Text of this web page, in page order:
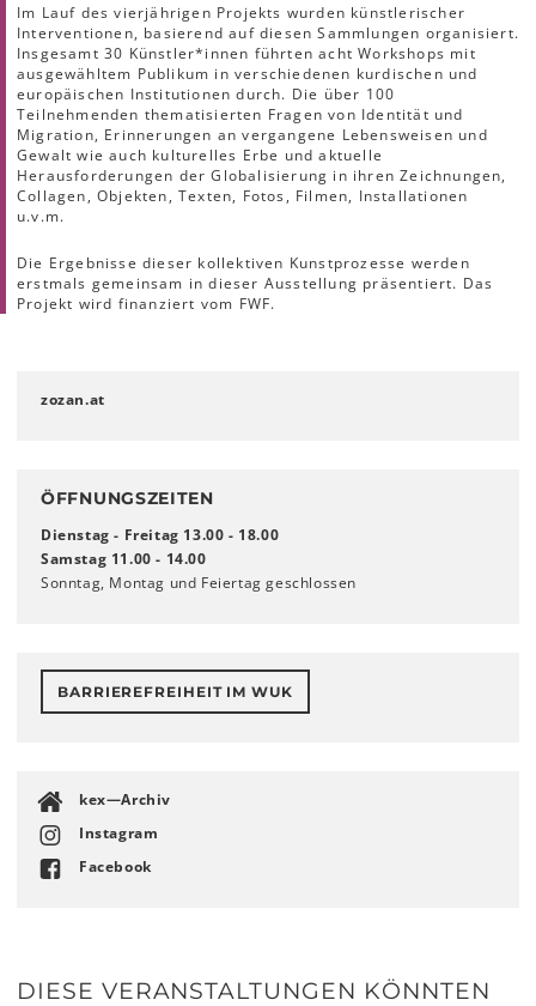
Im Lauf des vierjährigen Projekts wurden künstlerischer
Interventionen, basierend auf diesen Sammlungen organisiert.
Insgesamt 30 Künstler*innen führten acht Workshops mit
ausgewähltem Publikum in verschiedenen kurdischen und
europäischen Institutionen durch. Die über 100
Teilnehmenden thematisierten Fragen von Identität und
Migration, Erinnerungen an vergangene Lebensweisen und
Gewalt wie auch kulturelles Erbe und aktuelle
Herausforderungen der Globalisierung in ihren Zeichnungen,
Collagen, Objekten, Texten, Fotos, Filmen, Installationen
u.v.m.
Die Ergebnisse dieser kollektiven Kunstprozesse werden
erstmals gemeinsam in dieser Ausstellung präsentiert. Das
Projekt wird finanziert vom FWF.
zozan.at
ÖFFNUNGSZEITEN
Dienstag - Freitag 13.00 - 18.00
Samstag 11.00 - 14.00
Sonntag, Montag und Feiertag geschlossen
BARRIEREFREIHEIT IM WUK
kex—Archiv
Instagram
Facebook
DIESE VERANSTALTUNGEN KÖNNTEN